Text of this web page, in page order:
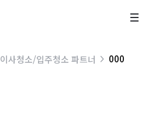
이사청소/입주청소 파트너 000